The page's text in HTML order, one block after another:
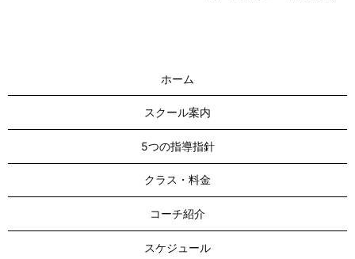
ホーム
スクール案内
5つの指導指針
クラス・料金
コーチ紹介
スケジュール